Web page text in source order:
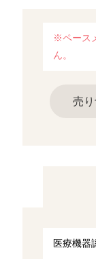
※ペース
ん。
売
医療機器